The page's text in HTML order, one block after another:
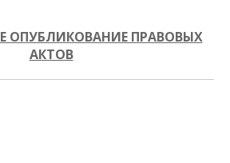
ОПУБЛИКОВАНИЕ ПРАВОВЫХ
АКТОВ